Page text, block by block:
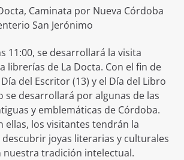
Caminata por Nueva Córdoba
San Jerónimo
11:00, se desarrollará la visita
librerías de La Docta. Con el fin de
del Escritor (13) y el Día del Libro
se desarrollará por algunas de las
y emblemáticas de Córdoba.
ellas, los visitantes tendrán la
joyas literarias y culturales
nuestra tradición intelectual.